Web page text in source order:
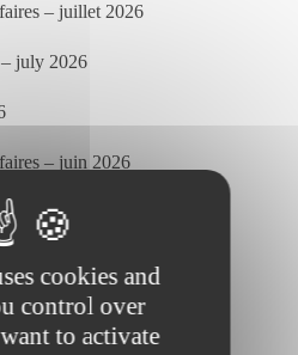
– juillet 2026
july 2026
– juin 2026
cookies and
control over
to activate